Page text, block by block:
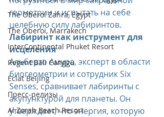
The Oberoi Zahra, Egypt
The Oberoi, Marrakech
InterContinental Phuket Resort
Regent Bali Canggu
Eclat Beijing
Пресс-релизы
Al Zorah Beach Resort
геометрии и испытать на себе
целебную силу лабиринтов.
Лабиринт как инструмент для
исцеления
Альберто Амура, эксперт в области
биогеометрии и сотрудник Six
Senses, сравнивает лабиринты с
акупунктурой для планеты. Он
утверждает, что энергия, которую